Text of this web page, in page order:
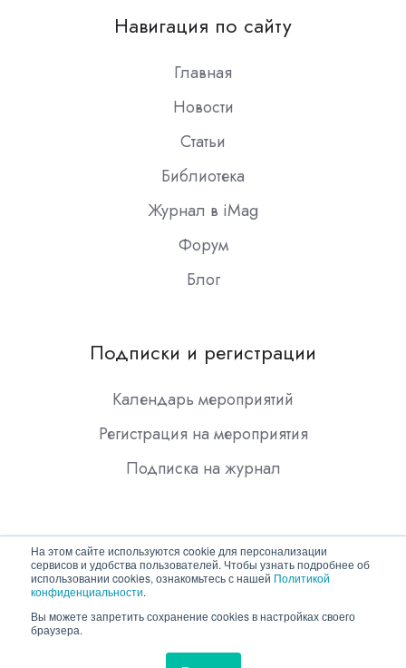
На этом сайте используются cookie для персонализации
сервисов и удобства пользователей. Чтобы узнать подробнее об
использовании cookies, ознакомьтесь с нашей Политикой
конфиденциальности.
Вы можете запретить сохранение cookies в настройках своего
браузера.
Slack
Навигация по сайту
Главная
Новости
Статьи
Библиотека
Журнал в iMag
Форум
Блог
Подписки и регистрации
Календарь мероприятий
Регистрация на мероприятия
Подписка на журнал
Copyright © 2026 ООО "Гротек"
Политика конфиденциальности